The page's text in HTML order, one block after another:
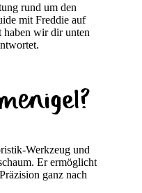
rund um den
mit Freddie auf
haben wir dir unten
Werkzeug und
Er ermöglicht
ganz nach